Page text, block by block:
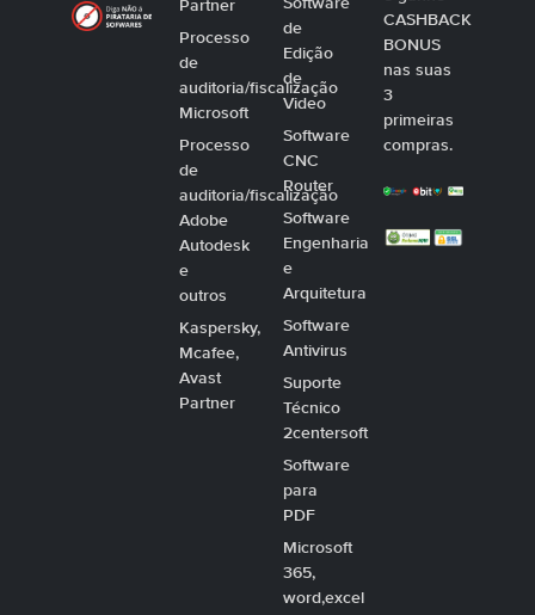
Partner
Processo
de
auditoria/fiscalização
Microsoft
Processo
de
auditoria/fiscalização
Adobe
Autodesk
e
outros
Kaspersky,
Mcafee,
Avast
Partner
Software
de
Edição
de
Video
Software
CNC
Router
Software
Engenharia
e
Arquitetura
Software
Antivirus
Suporte
Técnico
2centersoft
Software
para
PDF
Microsoft
365,
word,excel
CASHBACK
BONUS
nas suas
3
primeiras
compras.